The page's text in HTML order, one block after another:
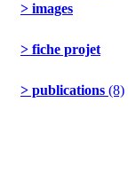
> images
> fiche projet
> publications (8)